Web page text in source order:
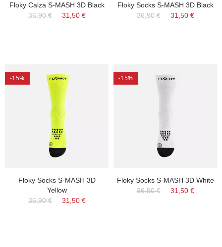
Floky Calza S-MASH 3D Black
36,90 €
31,50 €
Floky Socks S-MASH 3D Black
36,90 €
31,50 €
-15%
Floky Socks S-MASH 3D
Yellow
36,90 €
31,50 €
-15%
Floky Socks S-MASH 3D White
36,90 €
31,50 €